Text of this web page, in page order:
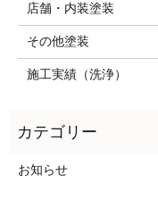
店舗・内装塗装
その他塗装
施工実績（洗浄）
お知らせ